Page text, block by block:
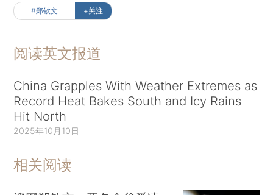
#郑钦文 +关注
阅读英文报道
China Grapples With Weather Extremes as
Record Heat Bakes South and Icy Rains
Hit North
2025年10月10日
相关阅读